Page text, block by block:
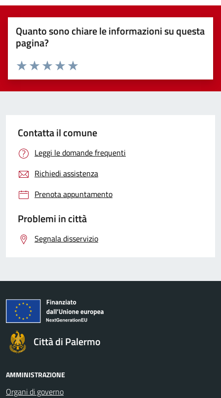
Quanto sono chiare le informazioni su questa
pagina?
Valuta 5 stelle su 5
Valuta 4 stelle su 5
Valuta 3 stelle su 5
Valuta 2 stelle su 5
Valuta 1 stelle su 5
Contatta il comune
Leggi le domande frequenti
Richiedi assistenza
Prenota appuntamento
Problemi in città
Segnala disservizio
Città di Palermo
AMMINISTRAZIONE
Organi di governo